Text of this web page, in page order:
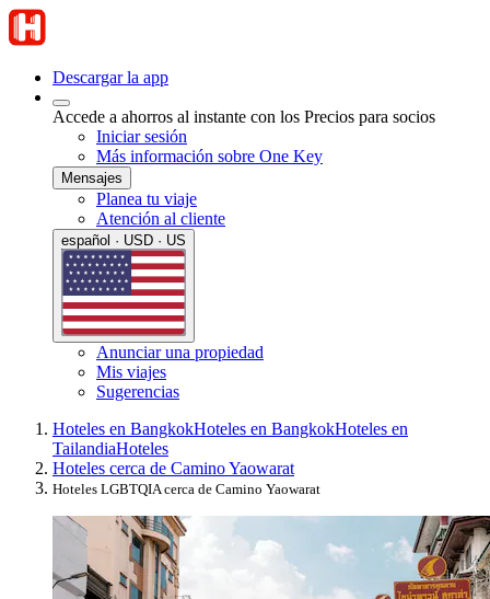
Descargar la app
Accede a ahorros al instante con los Precios para socios
Iniciar sesión
Más información sobre One Key
Mensajes
Planea tu viaje
Atención al cliente
español · USD · US
Anunciar una propiedad
Mis viajes
Sugerencias
Hoteles en BangkokHoteles en BangkokHoteles en
TailandiaHoteles
Hoteles cerca de Camino Yaowarat
Hoteles LGBTQIA cerca de Camino Yaowarat